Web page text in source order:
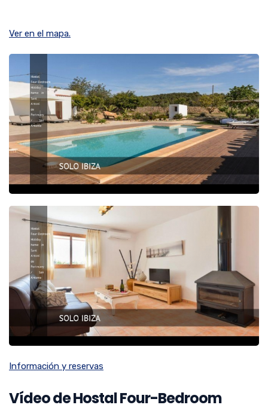
Ver en el mapa.
Información y reservas
Vídeo de Hostal Four-Bedroom